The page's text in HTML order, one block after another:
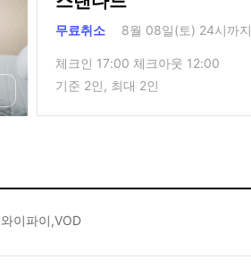
무료취소 8월 08일(토) 24시까지
체크인 17:00 체크아웃 12:00
기준 2인, 최대 2인
와이파이,VOD